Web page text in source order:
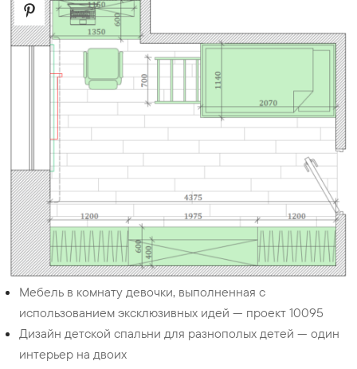
Мебель в комнату девочки, выполненная с
использованием эксклюзивных идей — проект 10095
Дизайн детской спальни для разнополых детей — один
интерьер на двоих